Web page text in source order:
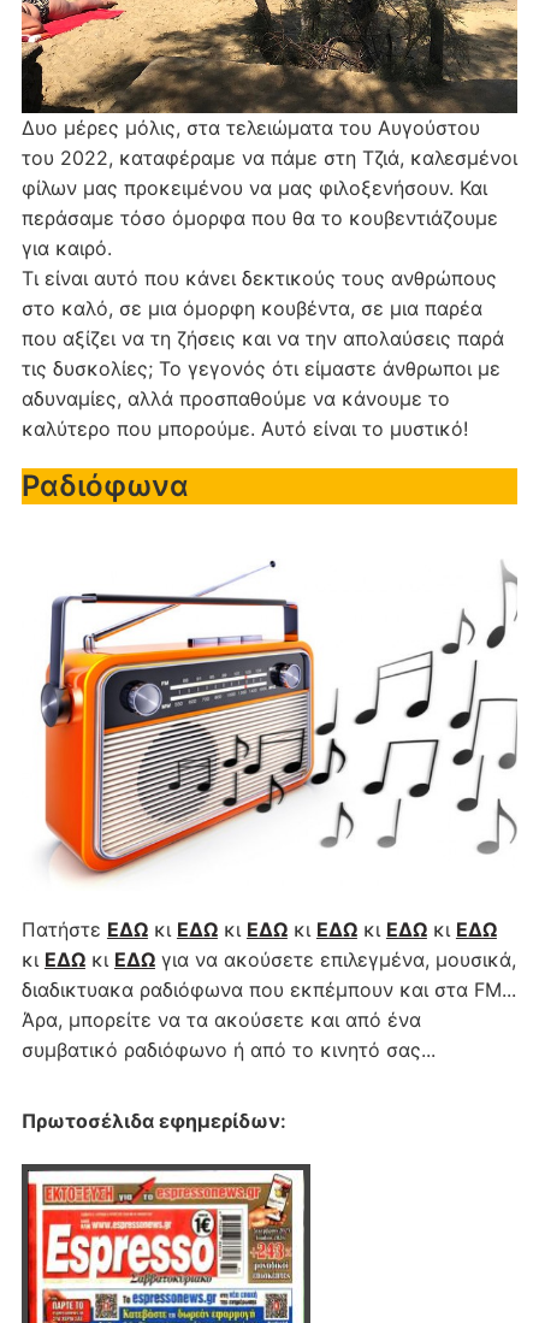
Δυο μέρες μόλις, στα τελειώματα του Αυγούστου
του 2022, καταφέραμε να πάμε στη Τζιά, καλεσμένοι
φίλων μας προκειμένου να μας φιλοξενήσουν. Και
περάσαμε τόσο όμορφα που θα το κουβεντιάζουμε
για καιρό.
Τι είναι αυτό που κάνει δεκτικούς τους ανθρώπους
στο καλό, σε μια όμορφη κουβέντα, σε μια παρέα
που αξίζει να τη ζήσεις και να την απολαύσεις παρά
τις δυσκολίες; Το γεγονός ότι είμαστε άνθρωποι με
αδυναμίες, αλλά προσπαθούμε να κάνουμε το
καλύτερο που μπορούμε. Αυτό είναι το μυστικό!
Ραδιόφωνα
Πατήστε ΕΔΩκι ΕΔΩκι ΕΔΩκι ΕΔΩκι ΕΔΩκι ΕΔΩ
κι ΕΔΩκι ΕΔΩγια να ακούσετε επιλεγμένα, μουσικά,
διαδικτυακα ραδιόφωνα που εκπέμπουν και στα FM...
Άρα, μπορείτε να τα ακούσετε και από ένα
συμβατικό ραδιόφωνο ή από το κινητό σας...
Πρωτοσέλιδα εφημερίδων: